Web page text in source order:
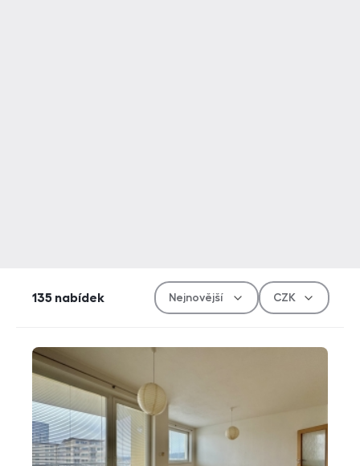
135 nabídek
Měna